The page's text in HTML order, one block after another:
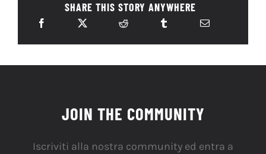
SHARE THIS STORY ANYWHERE
JOIN THE COMMUNITY
Iscriviti alla nostra community ed entra a